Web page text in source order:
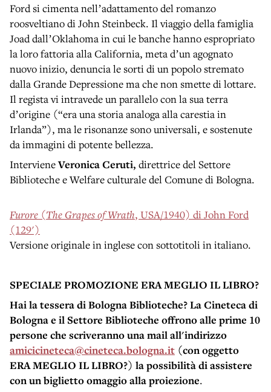
Ford si cimenta nellʼadattamento del romanzo
roosveltiano di John Steinbeck. Il viaggio della famiglia
Joad dallʼOklahoma in cui le banche hanno espropriato
la loro fattoria alla California, meta dʼun agognato
nuovo inizio, denuncia le sorti di un popolo stremato
dalla Grande Depressione ma che non smette di lottare.
Il regista vi intravede un parallelo con la sua terra
dʼorigine (“era una storia analoga alla carestia in
Irlanda”), ma le risonanze sono universali, e sostenute
da immagini di potente bellezza.
IntervieneVeronica Ceruti, direttrice del Settore
Biblioteche e Welfare culturale del Comune di Bologna.
Furore (The Grapes of Wrath, USA/1940) di John Ford
(129')
Versione originale in inglese con sottotitoli in italiano.
SPECIALE PROMOZIONE ERA MEGLIO IL LIBRO?
Hai la tessera di Bologna Biblioteche? La Cineteca di
Bologna e il Settore Biblioteche offrono alle prime 10
persone che scriveranno una mail all'indirizzo
amicicineteca@cineteca.bologna.it (con oggetto
ERA MEGLIO IL LIBRO?) la possibilità di assistere
con un biglietto omaggio alla proiezione.